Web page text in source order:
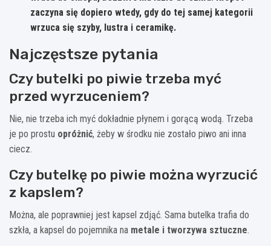
zaczyna się dopiero wtedy, gdy do tej samej kategorii
wrzuca się szyby, lustra i ceramikę.
Najczęstsze pytania
Czy butelki po piwie trzeba myć
przed wyrzuceniem?
Nie, nie trzeba ich myć dokładnie płynem i gorącą wodą. Trzeba
je po prostu opróżnić, żeby w środku nie zostało piwo ani inna
ciecz.
Czy butelkę po piwie można wyrzucić
z kapslem?
Można, ale poprawniej jest kapsel zdjąć. Sama butelka trafia do
szkła, a kapsel do pojemnika na metale i tworzywa sztuczne.